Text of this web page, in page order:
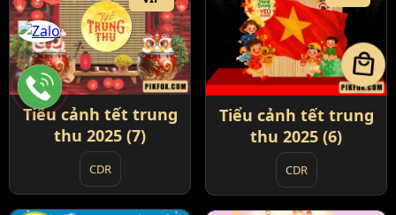
Tiểu cảnh tết trung
thu 2025 (6)
CDR
Tiểu cảnh tết trung
thu 2025 (7)
CDR
local_mall